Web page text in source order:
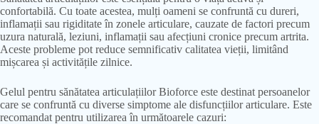
confortabilă. Cu toate acestea, mulți oameni se confruntă cu dureri,
inflamații sau rigiditate în zonele articulare, cauzate de factori precum
uzura naturală, leziuni, inflamații sau afecțiuni cronice precum artrita.
Aceste probleme pot reduce semnificativ calitatea vieții, limitând
mișcarea și activitățile zilnice.
Gelul pentru sănătatea articulațiilor Bioforce este destinat persoanelor
care se confruntă cu diverse simptome ale disfuncțiilor articulare. Este
recomandat pentru utilizarea în următoarele cazuri: